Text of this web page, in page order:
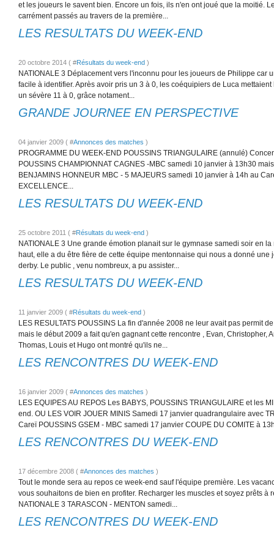
et les joueurs le savent bien. Encore un fois, ils n'en ont joué que la moitié.
carrément passés au travers de la première...
LES RESULTATS DU WEEK-END
20 octobre 2014 ( #Résultats du week-end )
NATIONALE 3 Déplacement vers l'inconnu pour les joueurs de Philippe car
facile à identifier. Après avoir pris un 3 à 0, les coéquipiers de Luca
un sévère 11 à 0, grâce notament...
GRANDE JOURNEE EN PERSPECTIVE
04 janvier 2009 ( #Annonces des matches )
PROGRAMME DU WEEK-END POUSSINS TRIANGULAIRE (annulé)
POUSSINS CHAMPIONNAT CAGNES -MBC samedi 10 janvier à 13h30
BENJAMINS HONNEUR MBC - 5 MAJEURS samedi 10 janvier à 14h au
EXCELLENCE...
LES RESULTATS DU WEEK-END
25 octobre 2011 ( #Résultats du week-end )
NATIONALE 3 Une grande émotion planait sur le gymnase samedi soir en
haut, elle a du être fière de cette équipe mentonnaise qui nous a donné une
derby. Le public , venu nombreux, a pu assister...
LES RESULTATS DU WEEK-END
11 janvier 2009 ( #Résultats du week-end )
LES RESULTATS POUSSINS La fin d'année 2008 ne leur avait pas permit
mais le début 2009 a fait qu'en gagnant cette rencontre , Evan, Christopher,
Thomas, Louis et Hugo ont montré qu'ils ne...
LES RENCONTRES DU WEEK-END
16 janvier 2009 ( #Annonces des matches )
LES EQUIPES AU REPOS Les BABYS, POUSSINS TRIANGULAIRE et les
end. OU LES VOIR JOUER MINIS Samedi 17 janvier quadrangulaire avec
Careï POUSSINS GSEM - MBC samedi 17 janvier COUPE DU COMITE à
LES RENCONTRES DU WEEK-END
17 décembre 2008 ( #Annonces des matches )
Tout le monde sera au repos ce week-end sauf l'équipe première. Les
vous souhaitons de bien en profiter. Recharger les muscles et soyez prêts à
NATIONALE 3 TARASCON - MENTON samedi...
LES RENCONTRES DU WEEK-END